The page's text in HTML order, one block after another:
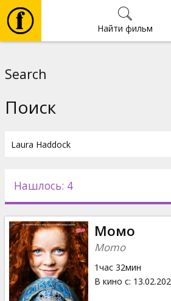
Найти фильм
Новости
Подарки
Кинозакуски
Search
Поиск
Нашлось: 4
Момо
Momo
1час 32мин
В кино с: